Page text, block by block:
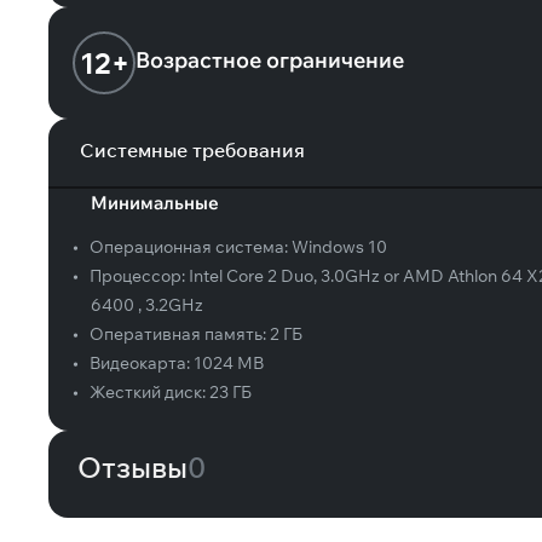
12+ Возрастное ограничение
Системные требования
Минимальные
• Операционная система:Windows 10
•
Процессор: Intel Core 2 Duo, 3.0GHz or AMD Athlon 64
6400 , 3.2GHz
•
Оперативная память:2 ГБ
•
Видеокарта: 1024 MB
•
Жесткий диск:23 ГБ
Отзывы0